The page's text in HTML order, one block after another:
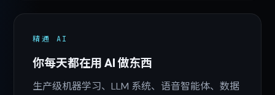
精通 AI
你每天都在用 AI 做东西
生产级机器学习、LLM 系统、语音智能体、数据